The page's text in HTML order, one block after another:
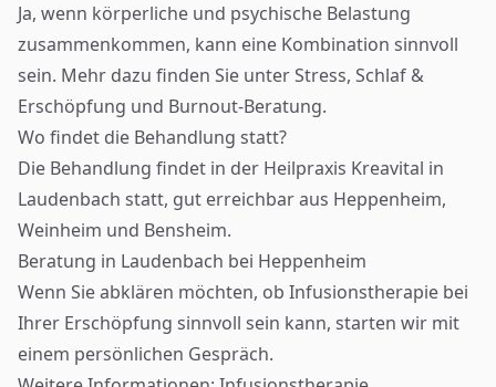
Ja, wenn körperliche und psychische Belastung
zusammenkommen, kann eine Kombination sinnvoll
sein. Mehr dazu finden Sie unterStress, Schlaf &
Erschöpfung und Burnout-Beratung.
Wo findet die Behandlung statt?
Die Behandlung findet in der Heilpraxis Kreavital in
Laudenbach statt, gut erreichbar aus Heppenheim,
Weinheim und Bensheim.
Beratung in Laudenbach bei Heppenheim
Wenn Sie abklären möchten, ob Infusionstherapie bei
Ihrer Erschöpfung sinnvoll sein kann, starten wir mit
einem persönlichen Gespräch.